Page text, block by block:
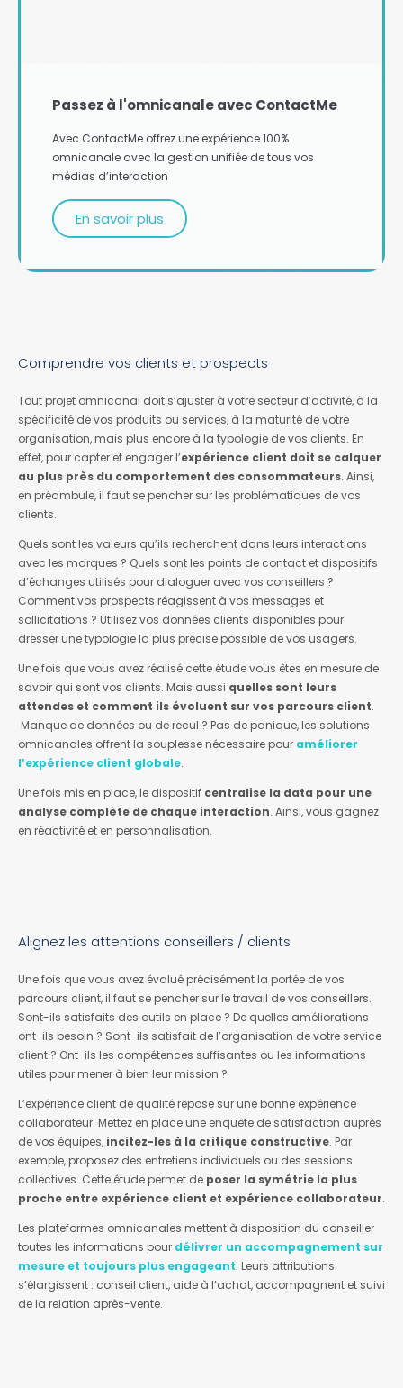
Passez à l'omnicanale avec ContactMe
Avec ContactMe offrez une expérience 100%
omnicanale avec la gestion unifiée de tous vos
médias d’interaction
En savoir plus
Comprendre vos clients et prospects
Tout projet omnicanal doit s’ajuster à votre secteur d’activité, à la
spécificité de vos produits ou services, à la maturité de votre
organisation, mais plus encore à la typologie de vos clients. En
effet, pour capter et engager l’expérience client doit se calquer
au plus près du comportement des consommateurs. Ainsi,
en préambule, il faut se pencher sur les problématiques de vos
clients.
Quels sont les valeurs qu’ils recherchent dans leurs interactions
avec les marques ? Quels sont les points de contact et dispositifs
d’échanges utilisés pour dialoguer avec vos conseillers ?
Comment vos prospects réagissent à vos messages et
sollicitations ? Utilisez vos données clients disponibles pour
dresser une typologie la plus précise possible de vos usagers.
Une fois que vous avez réalisé cette étude vous êtes en mesure de
savoir qui sont vos clients. Mais aussi quelles sont leurs
attendes et comment ils évoluent sur vos parcours client.
Manque de données ou de recul ? Pas de panique, les solutions
omnicanales offrent la souplesse nécessaire pour améliorer
l’expérience client globale.
Une fois mis en place, le dispositif centralise la data pour une
analyse complète de chaque interaction. Ainsi, vous gagnez
en réactivité et en personnalisation.
Alignez les attentions conseillers / clients
Une fois que vous avez évalué précisément la portée de vos
parcours client, il faut se pencher sur le travail de vos conseillers.
Sont-ils satisfaits des outils en place ? De quelles améliorations
ont-ils besoin ? Sont-ils satisfait de l’organisation de votre service
client ? Ont-ils les compétences suffisantes ou les informations
utiles pour mener à bien leur mission ?
L’expérience client de qualité repose sur une bonne expérience
collaborateur. Mettez en place une enquête de satisfaction auprès
de vos équipes, incitez-les à la critique constructive. Par
exemple, proposez des entretiens individuels ou des sessions
collectives. Cette étude permet de poser la symétrie la plus
proche entre expérience client et expérience collaborateur.
Les plateformes omnicanales mettent à disposition du conseiller
toutes les informations pour délivrer un accompagnement sur
mesure et toujours plus engageant. Leurs attributions
s’élargissent : conseil client, aide à l’achat, accompagnent et suivi
de la relation après-vente.